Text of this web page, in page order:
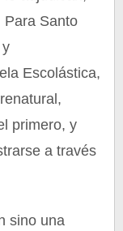
Para Santo
Escolástica,
primero, y
a través
sino una